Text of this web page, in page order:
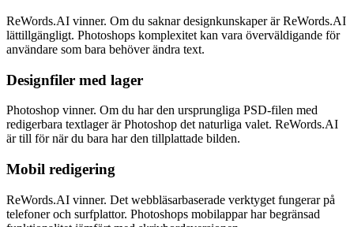
ReWords.AI vinner. Om du saknar designkunskaper är ReWords.AI
lättillgängligt. Photoshops komplexitet kan vara överväldigande för
användare som bara behöver ändra text.
Designfiler med lager
Photoshop vinner. Om du har den ursprungliga PSD-filen med
redigerbara textlager är Photoshop det naturliga valet. ReWords.AI
är till för när du bara har den tillplattade bilden.
Mobil redigering
ReWords.AI vinner. Det webbläsarbaserade verktyget fungerar på
telefoner och surfplattor. Photoshops mobilappar har begränsad